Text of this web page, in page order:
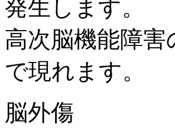
発生します。
高次脳機能障
で現れます。
脳外傷